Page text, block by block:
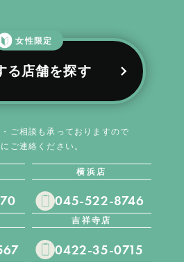
女性限定
る店舗を探す
ご相談も承っておりますので
ご連絡ください。
横浜店
045-522-8746
吉祥寺店
0422-35-0715